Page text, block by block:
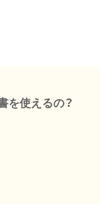
を使えるの？